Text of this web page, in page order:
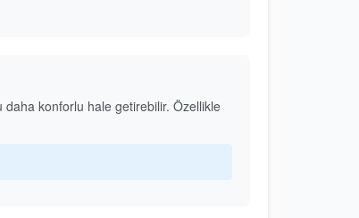
konforlu hale getirebilir. Özellikle